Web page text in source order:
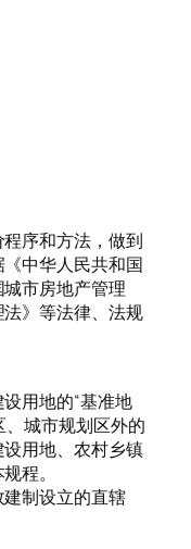
序和方法，做到
中华人民共和国
市房地产管理
》等法律、法规
用地的“基准地
、城市规划区外的
用地、农村乡镇
程。
制设立的直辖